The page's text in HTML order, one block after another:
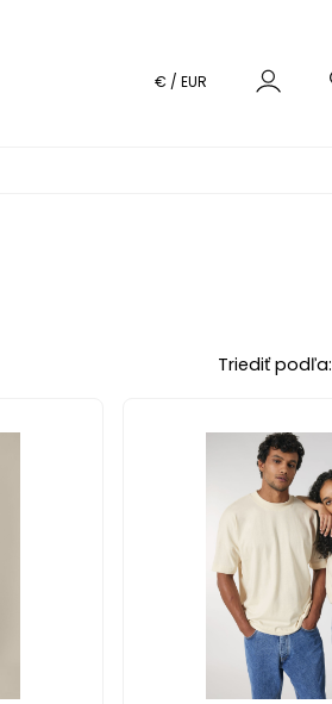
€ / EUR
Triediť podľa: